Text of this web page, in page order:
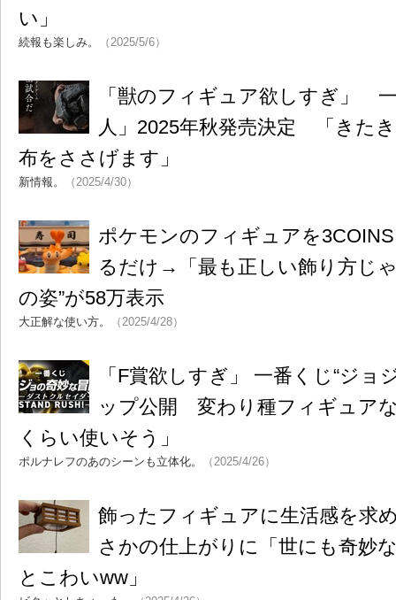
い」
続報も楽しみ。 （2025/5/6）
「獣のフィギュア欲しすぎ」
人」2025年秋発売決定 「きた
布をささげます」
新情報。 （2025/4/30）
ポケモンのフィギュアを
るだけ→「最も正しい飾り方
の姿”が58万表示
大正解な使い方。 （2025/4/28）
「F賞欲しすぎ」 一番くじ“ジョ
ップ公開 変わり種フィギュア
くらい使いそう」
ポルナレフのあのシーンも立体化。 （2025/4/26）
飾ったフィギュアに生活感を求
さかの仕上がりに「世にも奇妙
とこわいww」